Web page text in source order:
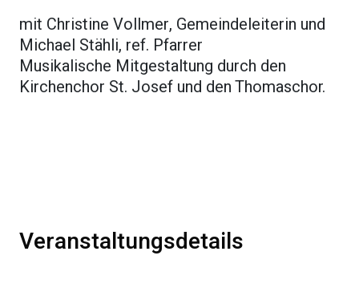
mit Christine Vollmer, Gemeindeleiterin und
Michael Stähli, ref. Pfarrer
Musikalische Mitgestaltung durch den
Kirchenchor St. Josef und den Thomaschor.
Veranstaltungsdetails